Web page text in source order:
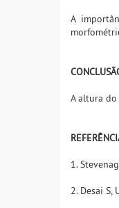
A
A altura
1.
2. Desai